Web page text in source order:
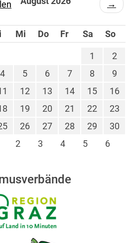
→
Mi Do Fr Sa So
1
2
4 5 6 7 8
9
12 13 14 15
16
19 20 21 22
23
26 27 28 29
30
2 3 4 5 6